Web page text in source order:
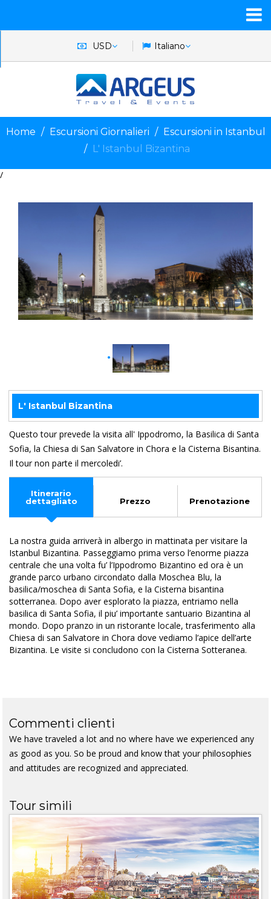
USD Italiano
Home Escursioni Giornalieri
Escursioni in Istanbul
L' Istanbul Bizantina
/
L' Istanbul Bizantina
Questo tour prevede la visita all' Ippodromo, la Basilica di Santa
Sofia, la Chiesa di San Salvatore in Chora e la Cisterna Bisantina.
Il tour non parte il mercoledi’.
Itinerario
dettagliato
Prezzo Prenotazione
La nostra guida arriverà in albergo in mattinata per visitare la
Istanbul Bizantina. Passeggiamo prima verso l’enorme piazza
centrale che una volta fu’ l’Ippodromo Bizantino ed ora è un
grande parco urbano circondato dalla Moschea Blu, la
basilica/moschea di Santa Sofia, e la Cisterna bisantina
sotterranea. Dopo aver esplorato la piazza, entriamo nella
basilica di Santa Sofia, il piu’ importante santuario Bizantina al
mondo. Dopo pranzo in un ristorante locale, trasferimento alla
Chiesa di san Salvatore in Chora dove vediamo l’apice dell’arte
Bizantina. Le visite si concludono con la Cisterna Sotteranea.
Commenti clienti
We have traveled a lot and no where have we experienced any
as good as you. So be proud and know that your philosophies
and attitudes are recognized and appreciated.
Tour simili